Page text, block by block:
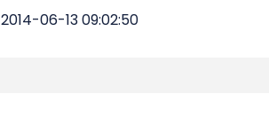
2014-06-13 09:02:50